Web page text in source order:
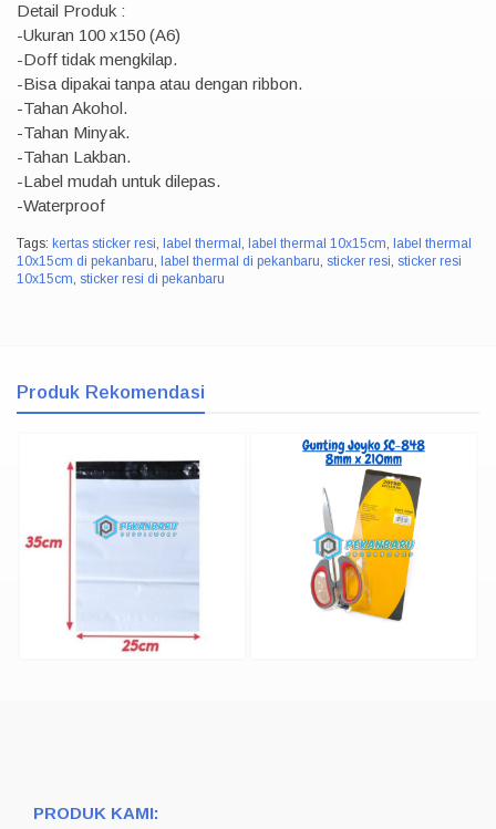
Detail Produk :
-Ukuran 100 x150 (A6)
-Doff tidak mengkilap.
-Bisa dipakai tanpa atau dengan ribbon.
-Tahan Akohol.
-Tahan Minyak.
-Tahan Lakban.
-Label mudah untuk dilepas.
-Waterproof
Tags: kertas sticker resi, label thermal , label thermal 10x15cm, label thermal
10x15cm di pekanbaru, label thermal di pekanbaru, sticker resi, sticker resi
10x15cm, sticker resi di pekanbaru
Produk Rekomendasi
PRODUK KAMI: